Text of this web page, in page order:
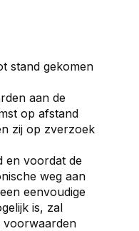
stand gekomen
aan de
op afstand
zij op zverzoek
en voordat de
weg aan
eenvoudige
is, zal
voorwaarden